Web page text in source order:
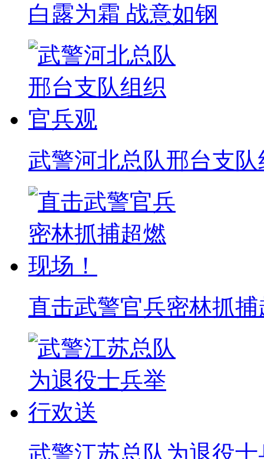
白露为霜 战意如钢
武警河北总队邢台支
直击武警官兵密林抓
武警江苏总队为退役